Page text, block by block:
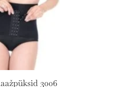
3006